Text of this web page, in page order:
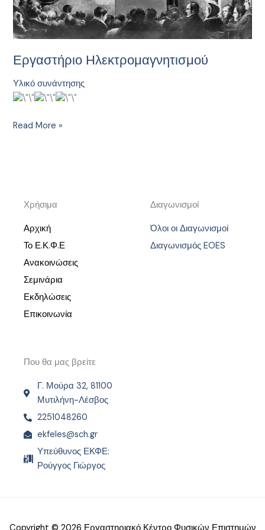
Εργαστήριο Ηλεκτρομαγνητισμού
Υλικό συνάντησης
Read More »
Χρήσιμα
Αρχική
Το Ε.Κ.Φ.Ε
Ανακοινώσεις
Σεμινάρια
Εκδηλώσεις
Επικοινωνία
Διαγωνισμοί
Όλοι οι Διαγωνισμοί
Διαγωνισμός EOES
Που θα μας βρείτε
Γ. Μούρα 32, 81100
Μυτιλήνη-Λέσβος
2251048260
ekfeles@sch.gr
Υπεύθυνος ΕΚΦΕ:
Ρούγγος Γιώργος